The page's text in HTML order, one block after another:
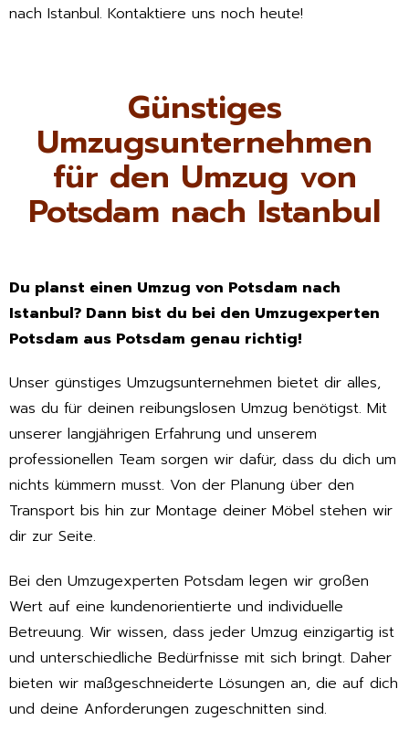
nach Istanbul. Kontaktiere uns noch heute!
Günstiges
Umzugsunternehmen
für den Umzug von
Potsdam nach Istanbul
Du planst einen Umzug von Potsdam nach
Istanbul? Dann bist du bei den Umzugexperten
Potsdam aus Potsdam genau richtig!
Unser günstiges Umzugsunternehmen bietet dir alles,
was du für deinen reibungslosen Umzug benötigst. Mit
unserer langjährigen Erfahrung und unserem
professionellen Team sorgen wir dafür, dass du dich um
nichts kümmern musst. Von der Planung über den
Transport bis hin zur Montage deiner Möbel stehen wir
dir zur Seite.
Bei den Umzugexperten Potsdam legen wir großen
Wert auf eine kundenorientierte und individuelle
Betreuung. Wir wissen, dass jeder Umzug einzigartig ist
und unterschiedliche Bedürfnisse mit sich bringt. Daher
bieten wir maßgeschneiderte Lösungen an, die auf dich
und deine Anforderungen zugeschnitten sind.